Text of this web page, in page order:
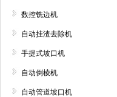
数控铣边机
自动挂渣去除机
手提式坡口机
自动倒棱机
自动管道坡口机